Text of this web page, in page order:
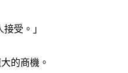
人接受。」
的商機。